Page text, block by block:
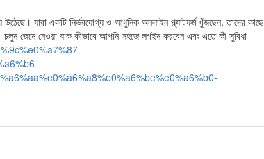
উঠেছে। যারা একটি নির্ভরযোগ্য ও আধুনিক অনলাইন প্ল্যাটফর্ম খুঁজছেন, তাদের কাছে
জেনে নেওয়া যাক কীভাবে আপনি সহজে লগইন করবেন এবং এতে কী সুবিধা